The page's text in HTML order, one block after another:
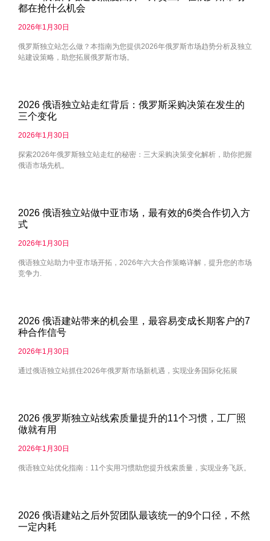
都在抢什么机会
2026年1月30日
俄罗斯独立站怎么做？本指南为您提供2026年俄罗斯市场趋势分析及独立
站建设策略，助您拓展俄罗斯市场。
2026 俄语独立站走红背后：俄罗斯采购决策在发生的
三个变化
2026年1月30日
探索2026年俄罗斯独立站走红的秘密：三大采购决策变化解析，助你把握
俄语市场先机。
2026 俄语独立站做中亚市场，最有效的6类合作切入方
式
2026年1月30日
俄语独立站助力中亚市场开拓，2026年六大合作策略详解，提升您的市场
竞争力.
2026 俄语建站带来的机会里，最容易变成长期客户的7
种合作信号
2026年1月30日
通过俄语独立站抓住2026年俄罗斯市场新机遇，实现业务国际化拓展
2026 俄罗斯独立站线索质量提升的11个习惯，工厂照
做就有用
2026年1月30日
俄语独立站优化指南：11个实用习惯助您提升线索质量，实现业务飞跃。
2026 俄语建站之后外贸团队最该统一的9个口径，不然
一定内耗